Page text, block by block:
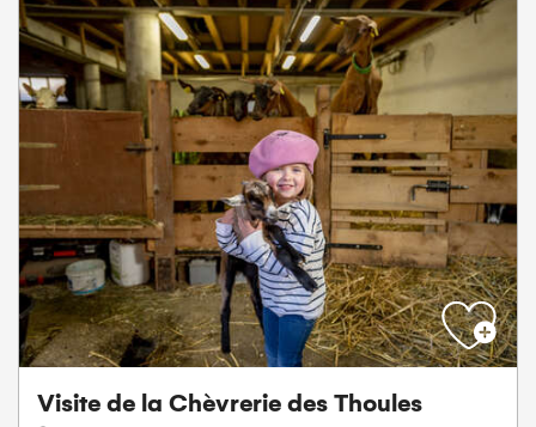
Visite de la Chèvrerie des Thoules